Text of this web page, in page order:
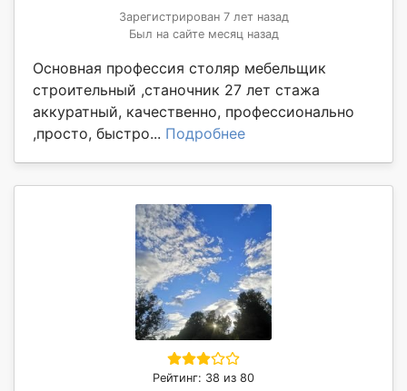
Зарегистрирован 7 лет назад
Был на сайте месяц назад
Основная профессия столяр мебельщик
строительный ,станочник 27 лет стажа
аккуратный, качественно, профессионально
,просто, быстро... Подробнее
Рейтинг: 38 из 80